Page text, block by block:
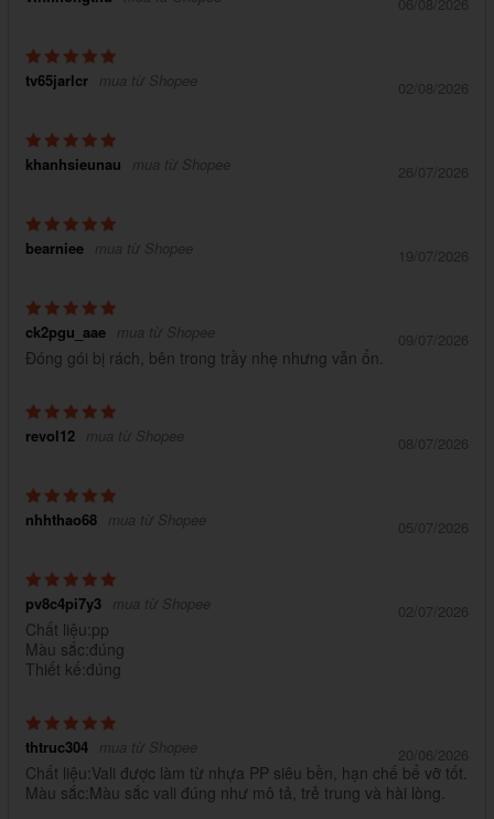
tv65jarlcr mua từ Shopee 02/08/2026
khanhsieunau mua từ Shopee 26/07/2026
bearniee mua từ Shopee 19/07/2026
ck2pgu_aae mua từ Shopee 09/07/2026
Đóng gói bị rách, bên trong trầy nhẹ nhưng vẫn ổn.
revol12 mua từ Shopee 08/07/2026
nhhthao68 mua từ Shopee 05/07/2026
pv8c4pi7y3 mua từ Shopee 02/07/2026
Chất liệu:pp
Màu sắc:đúng
Thiết kế:đúng
thtruc304 mua từ Shopee 20/06/2026
Chất liệu:Vali được làm từ nhựa PP siêu bền, hạn chế bể vỡ tốt.
Màu sắc:Màu sắc vali đúng như mô tả, trẻ trung và hài lòng.